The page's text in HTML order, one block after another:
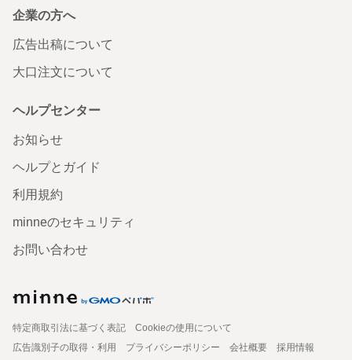
企業の方へ
広告出稿について
大口注文について
ヘルプセンター
お知らせ
ヘルプとガイド
利用規約
minneのセキュリティ
お問い合わせ
特定商取引法に基づく表記
Cookieの使用について
広告識別子の取得・利用
プライバシーポリシー 会社概要
採用情報